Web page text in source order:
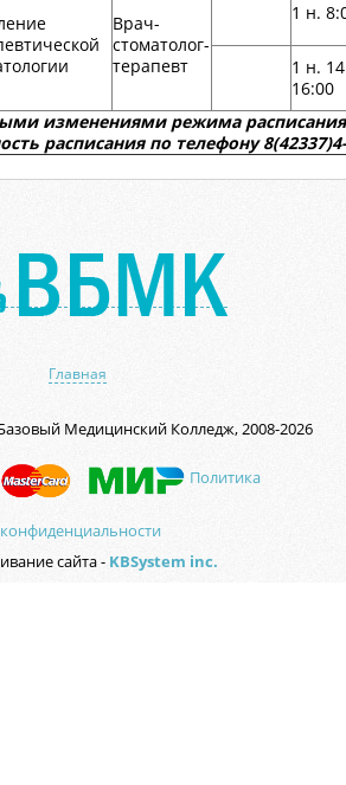
Врач-
стоматолог-
терапевт
1 н.
1 н.
16:00
изменениями режима расписания
расписания по телефону
Главная
Медицинский Колледж, 2008-2026
Политика
конфиденциальности
сайта - KBSystem inc.